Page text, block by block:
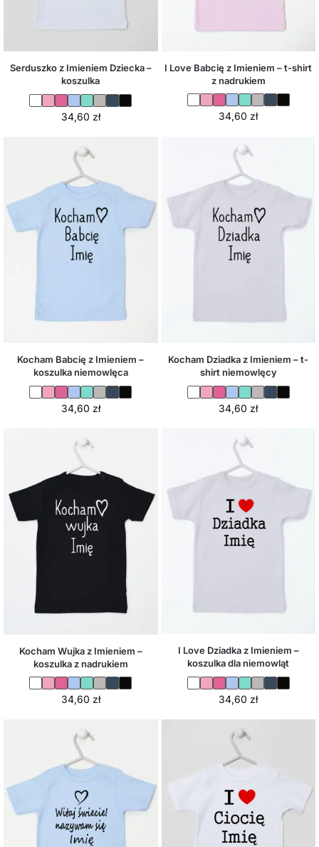
Serduszko z Imieniem Dziecka –
koszulka
34,60 zł
I Love Babcię z Imieniem – t-shirt
z nadrukiem
34,60 zł
Kocham Babcię z Imieniem –
koszulka niemowlęca
34,60 zł
Kocham Dziadka z Imieniem – t-
shirt niemowlęcy
34,60 zł
Kocham Wujka z Imieniem –
koszulka z nadrukiem
34,60 zł
I Love Dziadka z Imieniem –
koszulka dla niemowląt
34,60 zł